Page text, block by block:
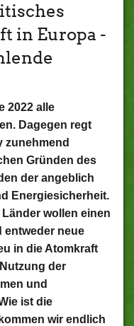
in Europa -
2022 alle
Dagegen regt
zunehmend
Gründen des
der angeblich
Energiesicherheit.
wollen einen
entweder neue
in die Atomkraft
der
und
ist die
wir endlich